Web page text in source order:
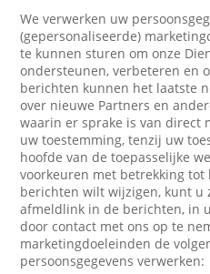
We verwerken uw
(gepersonaliseerde)
te kunnen sturen om onze
ondersteunen, verbeteren en
berichten kunnen het laatste
over nieuwe Partners en
waarin er sprake is van direct
uw toestemming, tenzij uw
hoofde van de toepasselijke
voorkeuren met betrekking
berichten wilt wijzigen, kunt u
afmeldlink in de berichten, in
door contact met ons op te
marketingdoeleinden de
persoonsgegevens verwerken: